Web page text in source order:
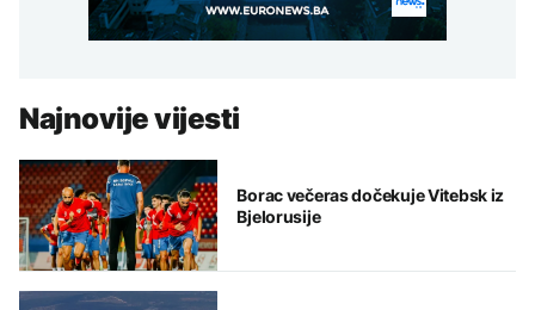
Najnovije vijesti
Borac večeras dočekuje Vitebsk iz
Bjelorusije